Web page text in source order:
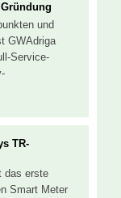
und
GWAdriga
Service-
TR-
das erste
Smart Meter